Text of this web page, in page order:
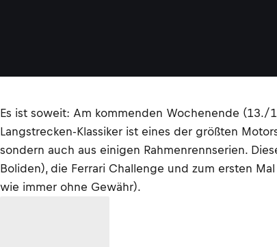
Es ist soweit: Am kommenden Wochenende (13./
Langstrecken-Klassiker ist eines der größten
sondern auch aus einigen Rahmenrennserien.
Boliden), die Ferrari Challenge und zum ersten
wie immer ohne Gewähr).